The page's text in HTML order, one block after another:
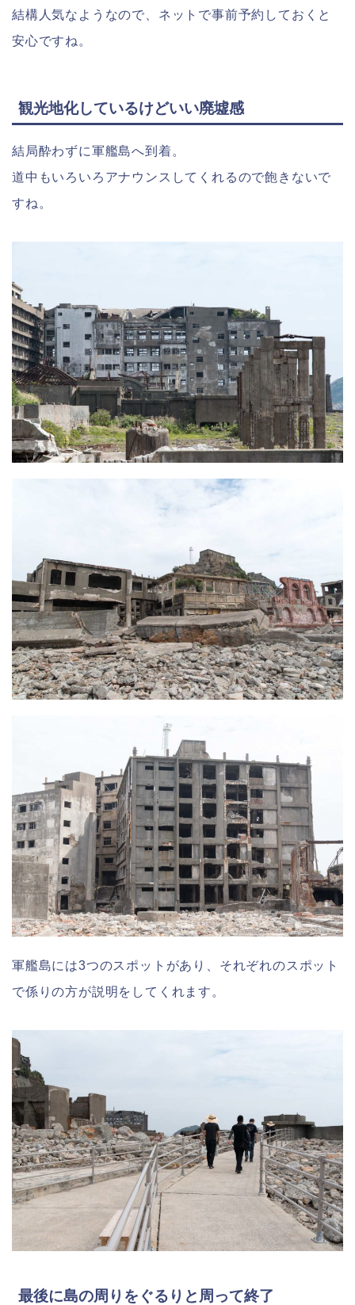
結構人気なようなので、ネットで事前予約しておくと
安心ですね。
観光地化しているけどいい廃墟感
結局酔わずに軍艦島へ到着。
道中もいろいろアナウンスしてくれるので飽きないで
すね。
軍艦島には3つのスポットがあり、それぞれのスポット
で係りの方が説明をしてくれます。
最後に島の周りをぐるりと周って終了